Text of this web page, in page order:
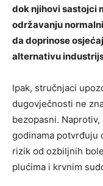
dok njihovi sastojci
održavanju
da doprinose
alternativu
Ipak, stručnjaci
dugovječnosti ne
bezopasni.
godinama potvrđuju
rizik od ozbiljnih
plućima i krvnim